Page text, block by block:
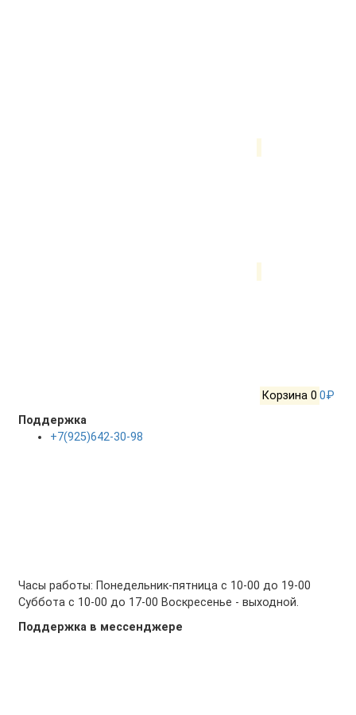
Корзина 0 0₽
Поддержка
+7(925)642-30-98
Часы работы: Понедельник-пятница с 10-00 до 19-00
Суббота с 10-00 до 17-00 Воскресенье - выходной.
Поддержка в мессенджере